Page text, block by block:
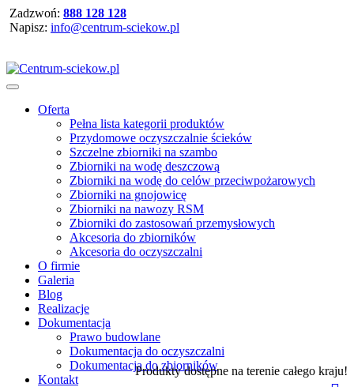
Zadzwoń: 888 128 128
Napisz: info@centrum-sciekow.pl
Oferta
Pełna lista kategorii produktów
Przydomowe oczyszczalnie ścieków
Szczelne zbiorniki na szambo
Zbiorniki na wodę deszczową
Zbiorniki na wodę do celów przeciwpożarowych
Zbiorniki na gnojowicę
Zbiorniki na nawozy RSM
Zbiorniki do zastosowań przemysłowych
Akcesoria do zbiorników
Akcesoria do oczyszczalni
O firmie
Galeria
Blog
Realizacje
Dokumentacja
Prawo budowlane
Dokumentacja do oczyszczalni
Dokumentacja do zbiorników
Kontakt
Produkty dostępne na terenie całego kraju!